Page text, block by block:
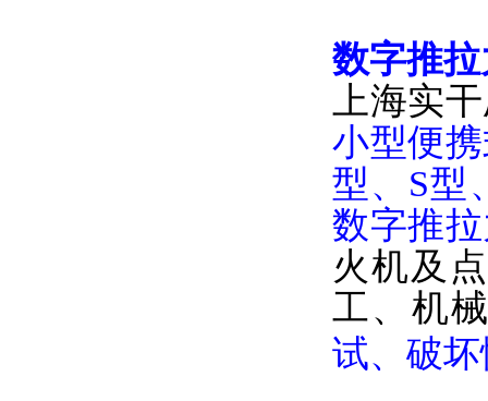
数字推
上海实
小型便
型、S型
数字推
火机及
工、机
试、破